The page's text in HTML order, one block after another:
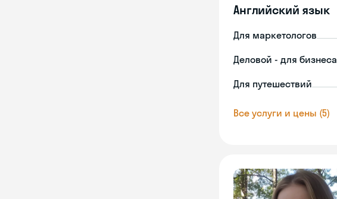
Английский язык
Для маркетологов
Деловой - для бизнеса
Для путешествий
Все услуги и цены (5)